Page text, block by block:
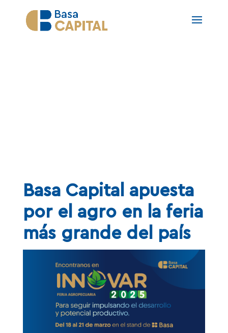
Basa Capital apuesta
por el agro en la feria
más grande del país